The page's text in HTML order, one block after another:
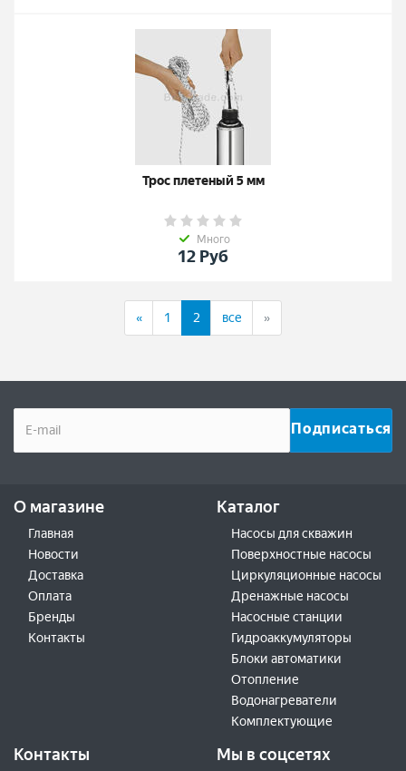
Трос плетеный 5 мм
Много
12 Руб
«назад
1 (current)
2 все »вперёд
О магазине
Главная
Новости
Доставка
Оплата
Бренды
Контакты
Каталог
Насосы для скважин
Поверхностные насосы
Циркуляционные насосы
Дренажные насосы
Насосные станции
Гидроаккумуляторы
Блоки автоматики
Отопление
Водонагреватели
Комплектующие
Контакты Мы в соцсетях